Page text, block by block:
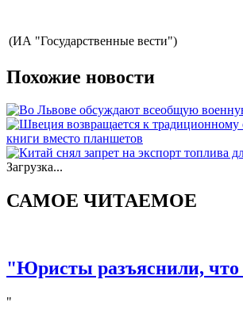
(ИА "Государственные вести")
Похожие новости
книги вместо планшетов
Загрузка...
САМОЕ ЧИТАЕМОЕ
"Юристы разъяснили, что
"